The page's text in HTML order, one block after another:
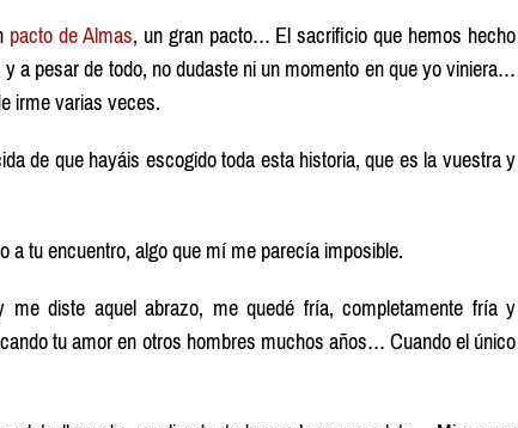
pacto de Almas, un gran pacto… El sacrificio que hemos hecho
a pesar de todo, no dudaste ni un momento en que yo viniera…
irme varias veces.
de que hayáis escogido toda esta historia, que es la vuestra y
tu encuentro, algo que mí me parecía imposible.
diste aquel abrazo, me quedé fría, completamente fría y
tu amor en otros hombres muchos años… Cuando el único